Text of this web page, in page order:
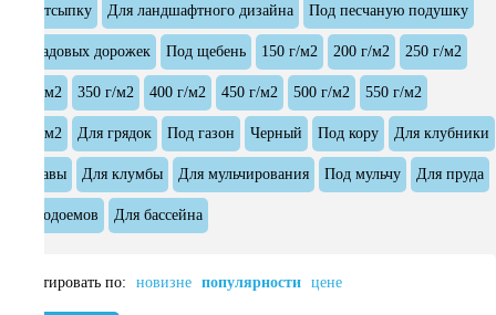
Под отсыпку Для ландшафтного дизайна Под песчаную подушку
Для садовых дорожек Под щебень 150 г/м2 200 г/м2 250 г/м2
300 г/м2 350 г/м2 400 г/м2 450 г/м2 500 г/м2 550 г/м2
600 г/м2 Для грядок Под газон Черный Под кору Для клубники
От травы Для клумбы Для мульчирования Под мульчу Для пруда
Для водоемов Для бассейна
Сортировать по: новизне популярности цене